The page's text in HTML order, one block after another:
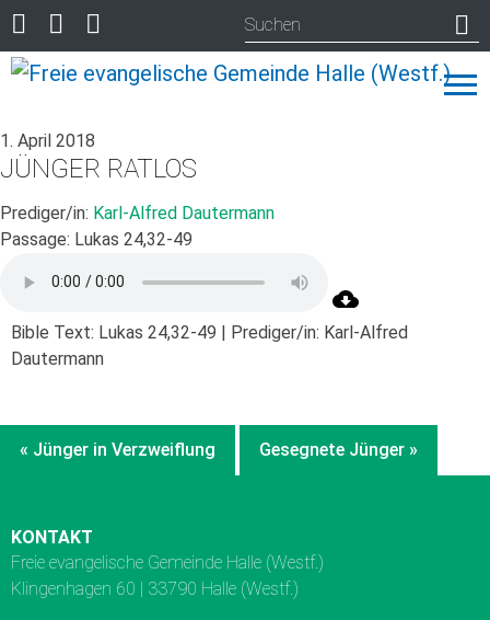
1. April 2018
JÜNGER RATLOS
Prediger/in: Karl-Alfred Dautermann
Passage: Lukas 24,32-49
Bible Text: Lukas 24,32-49 | Prediger/in: Karl-Alfred
Dautermann
« Jünger in Verzweiflung Gesegnete Jünger »
KONTAKT
Freie evangelische Gemeinde Halle (Westf.)
Klingenhagen 60 | 33790 Halle (Westf.)